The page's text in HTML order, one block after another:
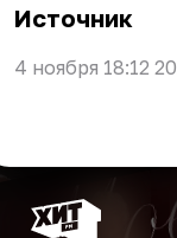
Источник
4 ноября 18:12